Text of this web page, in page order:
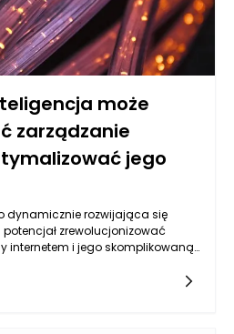
przy mniejszych
może
zarządzanie
jego
dynamicznie rozwijająca się
zrewolucjonizować
internetem i jego skomplikowaną